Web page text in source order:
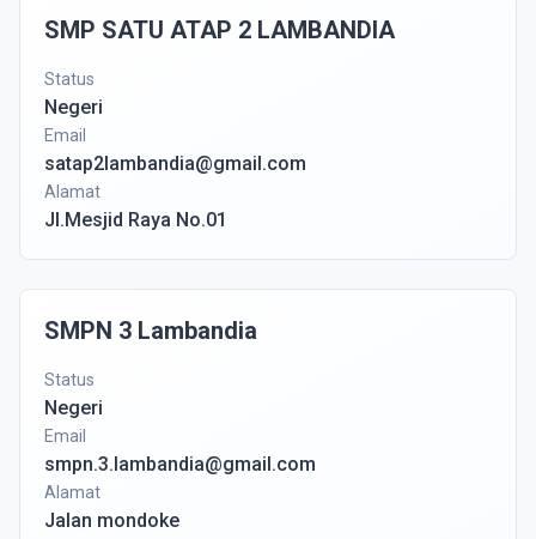
SMP SATU ATAP 2 LAMBANDIA
Status
Negeri
Email
satap2lambandia@gmail.com
Alamat
Jl.Mesjid Raya No.01
SMPN 3 Lambandia
Status
Negeri
Email
smpn.3.lambandia@gmail.com
Alamat
Jalan mondoke